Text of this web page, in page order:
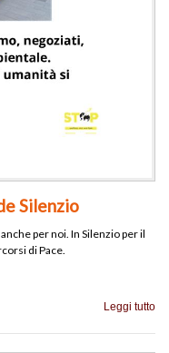
Silenzio
per noi. In Silenzio per il
di Pace.
Leggi tutto